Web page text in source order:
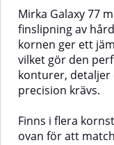
Mirka Galaxy 77
finslipning av
kornen ger ett
vilket gör den
konturer, detaljer
precision krävs.
Finns i flera
ovan för att